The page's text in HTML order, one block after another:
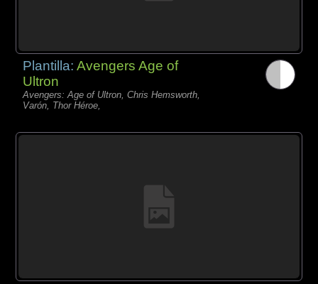
Plantilla:Avengers Age of
Ultron
Avengers: Age of Ultron, Chris Hemsworth,
Varón, Thor Héroe,